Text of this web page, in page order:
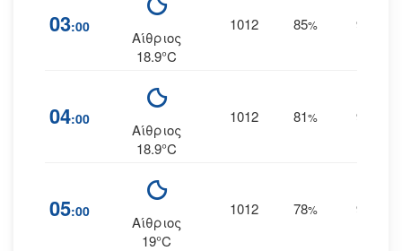
03:00
Αίθριος
18.9°C
1012 85% 9
04:00
Αίθριος
18.9°C
1012 81% 9
05:00
Αίθριος
19°C
1012 78% 9